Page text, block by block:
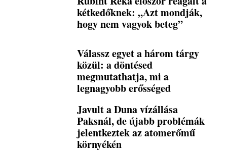
kétkedőknek: „Azt mondják,
hogy nem vagyok beteg”
Válassz egyet a három tárgy
közül: a döntésed
megmutathatja, mi a
legnagyobb erősséged
Javult a Duna vízállása
Paksnál, de újabb problémák
jelentkeztek az atomerőmű
környékén